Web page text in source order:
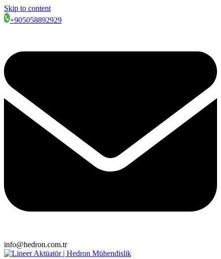
Skip to content
+905058892929
info@hedron.com.tr
Open
Close